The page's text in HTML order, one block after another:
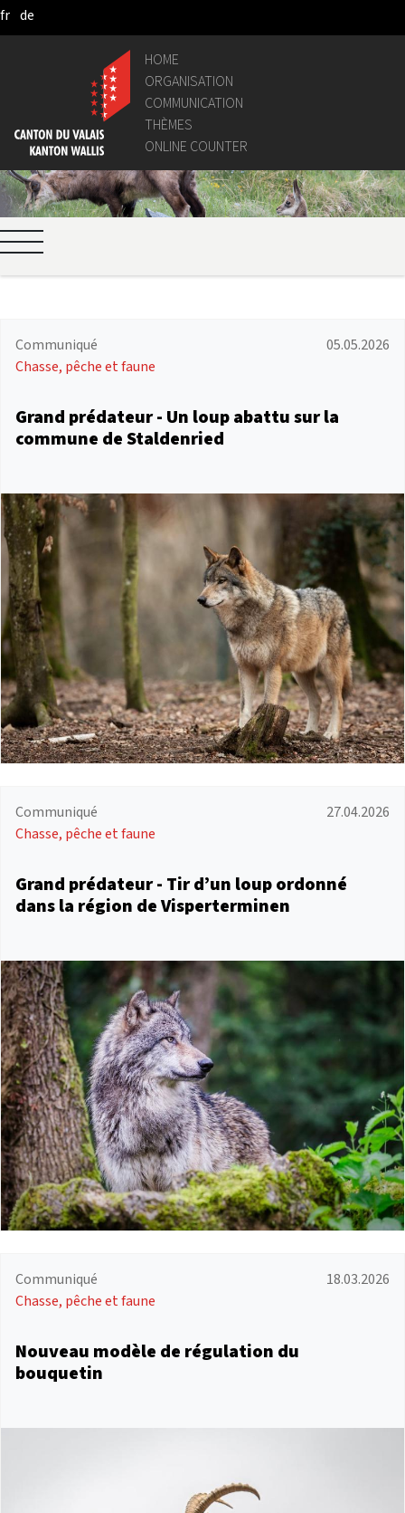
Skip to Main Content
fr de
HOME
ORGANISATION
COMMUNICATION
THÈMES
ONLINE COUNTER
Communiqué
05.05.2026
Chasse, pêche et faune
Grand prédateur - Un loup abattu sur la
commune de Staldenried
Communiqué
27.04.2026
Chasse, pêche et faune
Grand prédateur - Tir d’un loup ordonné
dans la région de Visperterminen
Communiqué
18.03.2026
Chasse, pêche et faune
Nouveau modèle de régulation du
bouquetin